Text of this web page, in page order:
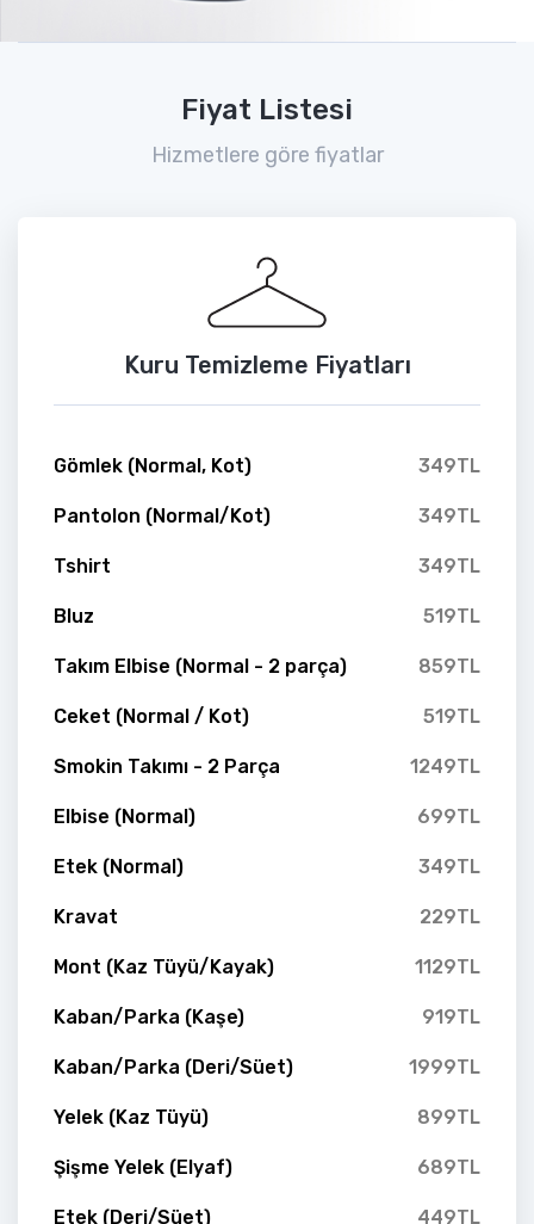
Fiyat Listesi
Hizmetlere göre fiyatlar
Kuru Temizleme Fiyatları
Gömlek (Normal, Kot) 349TL
Pantolon (Normal/Kot) 349TL
Tshirt 349TL
Bluz 519TL
Takım Elbise (Normal - 2 parça) 859TL
Ceket (Normal / Kot) 519TL
Smokin Takımı - 2 Parça 1249TL
Elbise (Normal) 699TL
Etek (Normal) 349TL
Kravat 229TL
Mont (Kaz Tüyü/Kayak) 1129TL
Kaban/Parka (Kaşe) 919TL
Kaban/Parka (Deri/Süet) 1999TL
Yelek (Kaz Tüyü) 899TL
Şişme Yelek (Elyaf) 689TL
Etek (Deri/Süet) 449TL